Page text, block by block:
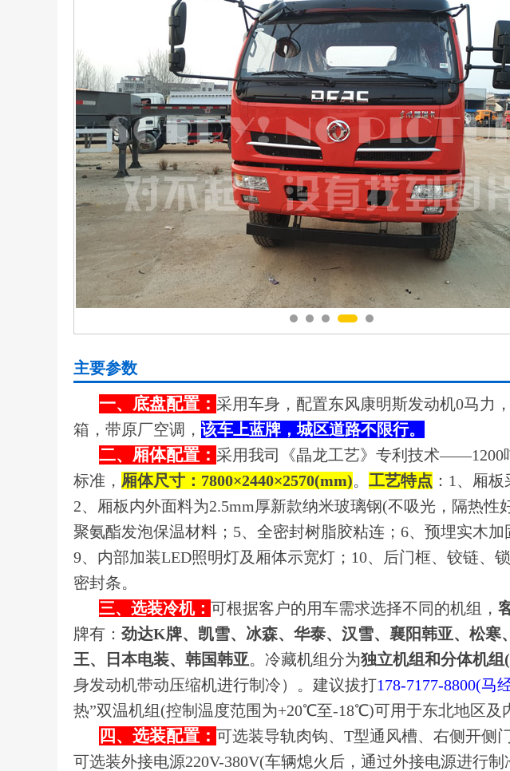
主要参数
一、底盘配置： 采用车身，配置东风康明斯发动机0马力
箱，带原厂空调， 该车上蓝牌，城区道路不限行。
二、厢体配置： 采用我司《晶龙工艺》专利技术——1200
标准， 厢体尺寸：7800×2440×2570(mm)。 工艺特点 ：1、厢
2、厢板内外面料为2.5mm厚新款纳米玻璃钢(不吸光，隔热
聚氨酯发泡保温材料；5、全密封树脂胶粘连；6、预埋实木
9、内部加装LED照明灯及厢体示宽灯；10、后门框、铰链、
密封条。
三、选装冷机： 可根据客户的用车需求选择不同的机组，
牌有： 劲达K牌、凯雪、冰森、华泰、汉雪、襄阳韩亚、松寒
王、日本电装、韩国韩亚。冷藏机组分为独立机组和分体机组(
身发动机带动压缩机进行制冷）。建议拔打178-7177-8800(马
热”双温机组(控制温度范围为+20℃至-18℃)可用于东北地区及
四、选装配置： 可选装导轨肉钩、T型通风槽、右侧开侧
可选装外接电源220V-380V(车辆熄火后，通过外接电源进行制